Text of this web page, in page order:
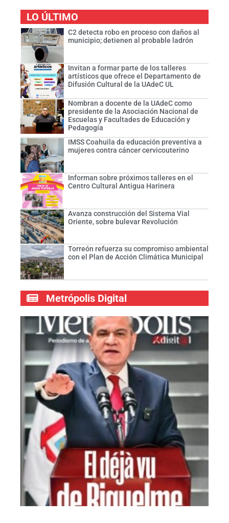
LO ÚLTIMO
C2 detecta robo en proceso con daños al
municipio; detienen al probable ladrón
Invitan a formar parte de los talleres
artísticos que ofrece el Departamento de
Difusión Cultural de la UAdeC UL
Nombran a docente de la UAdeC como
presidente de la Asociación Nacional de
Escuelas y Facultades de Educación y
Pedagogía
IMSS Coahuila da educación preventiva a
mujeres contra cáncer cervicouterino
Informan sobre próximos talleres en el
Centro Cultural Antigua Harinera
Avanza construcción del Sistema Vial
Oriente, sobre bulevar Revolución
Torreón refuerza su compromiso ambiental
con el Plan de Acción Climática Municipal
Metrópolis Digital